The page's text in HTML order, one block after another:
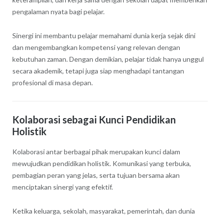
pengalaman nyata bagi pelajar.
Sinergi ini membantu pelajar memahami dunia kerja sejak dini
dan mengembangkan kompetensi yang relevan dengan
kebutuhan zaman. Dengan demikian, pelajar tidak hanya unggul
secara akademik, tetapi juga siap menghadapi tantangan
profesional di masa depan.
Kolaborasi sebagai Kunci Pendidikan
Holistik
Kolaborasi antar berbagai pihak merupakan kunci dalam
mewujudkan pendidikan holistik. Komunikasi yang terbuka,
pembagian peran yang jelas, serta tujuan bersama akan
menciptakan sinergi yang efektif.
Ketika keluarga, sekolah, masyarakat, pemerintah, dan dunia